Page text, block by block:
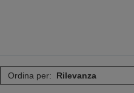
Ordina per: